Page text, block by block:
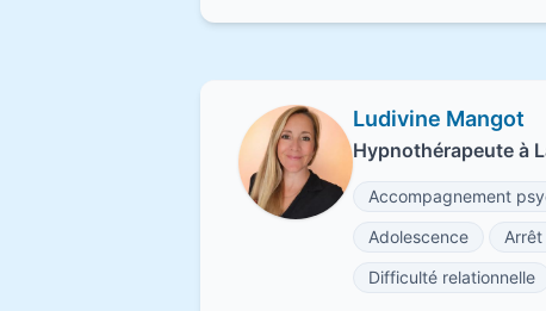
Ludivine Mangot
Hypnothérapeute à
Accompagnement
Adolescence
Difficulté relationnelle